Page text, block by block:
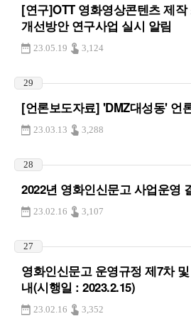
[연구]OTT 영화영상콘텐츠 제
개선방안 연구사업 실시 알림
23.05.19 3,124
29
[언론보도자료] 'DMZ대성동' 언
23.03.13 3,288
28
2022년 영화인신문고 사업운영
23.02.16 3,107
27
영화인신문고 운영규정 제7차
내(시행일 : 2023.2.15)
23.02.16 3,352